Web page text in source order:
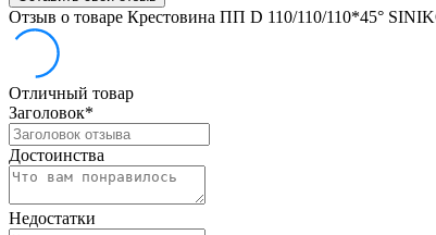
Отзыв о товаре Крестовина ПП D 110/110/110*45°
Отличный товар
Заголовок*
Достоинства
Недостатки